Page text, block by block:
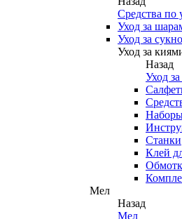
Средства по
Уход за
Уход за
Уход за
Назад
Уход
Станки
Клей
Мел
Назад
Мел